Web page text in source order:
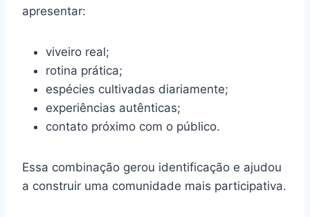
apresentar:
viveiro real;
rotina prática;
espécies cultivadas diariamente;
experiências autênticas;
contato próximo com o público.
Essa combinação gerou identificação e ajudou
a construir uma comunidade mais participativa.